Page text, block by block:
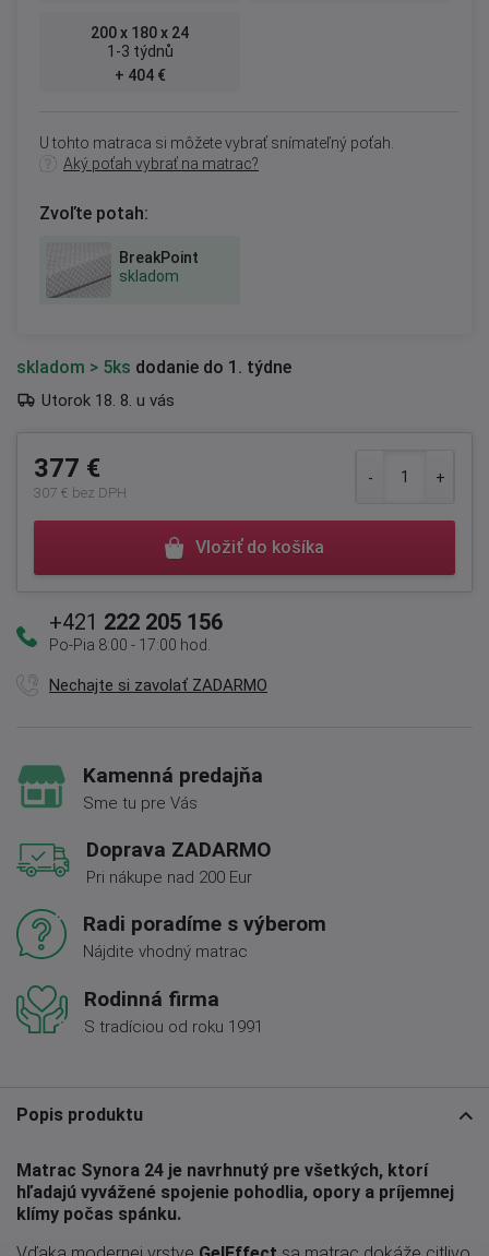
200 x 180 x 24
1-3 týdnů
+ 404 €
U tohto matraca si môžete vybrať snímateľný poťah.
Aký poťah vybrať na matrac?
Zvoľte potah:
BreakPoint
skladom
skladom > 5ks dodanie do 1. týdne
Utorok 18. 8. u vás
377 €
307 € bez DPH
Vložiť do košíka
+421 222 205 156
Po-Pia 8:00 - 17:00 hod.
Nechajte si zavolať ZADARMO
Kamenná predajňa
Sme tu pre Vás
Doprava ZADARMO
Pri nákupe nad 200 Eur
Radi poradíme s výberom
Nájdite vhodný matrac
Rodinná firma
S tradíciou od roku 1991
Popis produktu
Matrac Synora 24 je navrhnutý pre všetkých, ktorí
hľadajú vyvážené spojenie pohodlia, opory a príjemnej
klímy počas spánku.